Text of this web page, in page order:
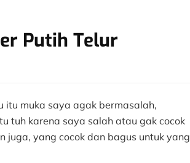
Putih Telur
itu muka saya agak bermasalah,
tuh karena saya salah atau gak cocok
juga, yang cocok dan bagus untuk yang